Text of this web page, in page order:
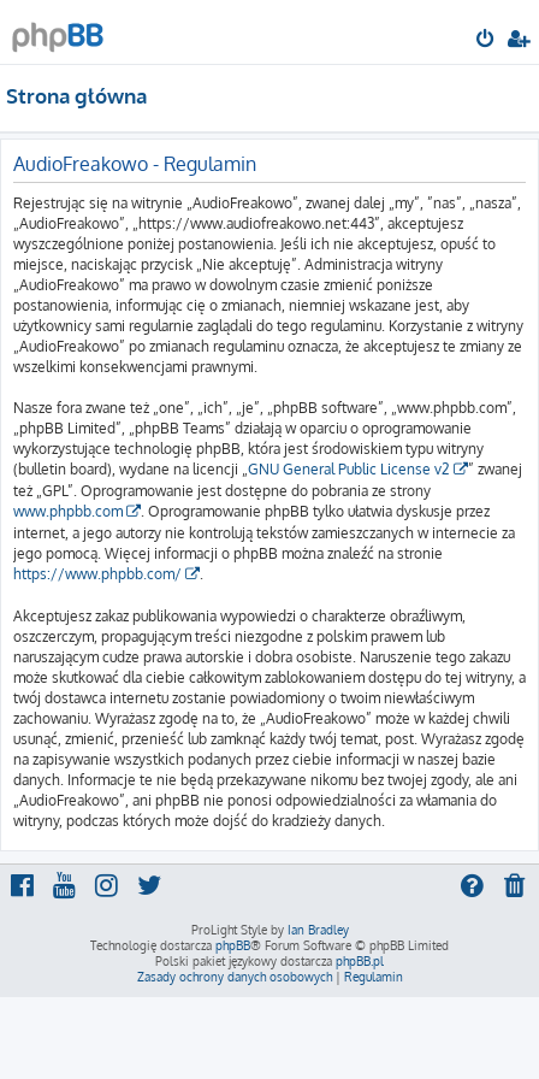
Strona główna
AudioFreakowo - Regulamin
Rejestrując się na witrynie „AudioFreakowo”, zwanej dalej „my”, ”nas”, „nasza”,
„AudioFreakowo”, „https://www.audiofreakowo.net:443”, akceptujesz
wyszczególnione poniżej postanowienia. Jeśli ich nie akceptujesz, opuść to
miejsce, naciskając przycisk „Nie akceptuję”. Administracja witryny
„AudioFreakowo” ma prawo w dowolnym czasie zmienić poniższe
postanowienia, informując cię o zmianach, niemniej wskazane jest, aby
użytkownicy sami regularnie zaglądali do tego regulaminu. Korzystanie z witryny
„AudioFreakowo” po zmianach regulaminu oznacza, że akceptujesz te zmiany ze
wszelkimi konsekwencjami prawnymi.
Nasze fora zwane też „one”, „ich”, „je”, „phpBB software”, „www.phpbb.com”,
„phpBB Limited”, „phpBB Teams” działają w oparciu o oprogramowanie
wykorzystujące technologię phpBB, która jest środowiskiem typu witryny
(bulletin board), wydane na licencji „GNU General Public License v2
” zwanej
też „GPL”. Oprogramowanie jest dostępne do pobrania ze strony
www.phpbb.com
. Oprogramowanie phpBB tylko ułatwia dyskusje przez
internet, a jego autorzy nie kontrolują tekstów zamieszczanych w internecie za
jego pomocą. Więcej informacji o phpBB można znaleźć na stronie
https://www.phpbb.com/
.
Akceptujesz zakaz publikowania wypowiedzi o charakterze obraźliwym,
oszczerczym, propagującym treści niezgodne z polskim prawem lub
naruszającym cudze prawa autorskie i dobra osobiste. Naruszenie tego zakazu
może skutkować dla ciebie całkowitym zablokowaniem dostępu do tej witryny, a
twój dostawca internetu zostanie powiadomiony o twoim niewłaściwym
zachowaniu. Wyrażasz zgodę na to, że „AudioFreakowo” może w każdej chwili
usunąć, zmienić, przenieść lub zamknąć każdy twój temat, post. Wyrażasz zgodę
na zapisywanie wszystkich podanych przez ciebie informacji w naszej bazie
danych. Informacje te nie będą przekazywane nikomu bez twojej zgody, ale ani
„AudioFreakowo”, ani phpBB nie ponosi odpowiedzialności za włamania do
witryny, podczas których może dojść do kradzieży danych.
ProLight Style by Ian Bradley
Technologię dostarcza phpBB® Forum Software © phpBB Limited
Polski pakiet językowy dostarcza phpBB.pl
Zasady ochrony danych osobowych| Regulamin